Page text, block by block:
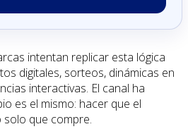
intentan replicar esta lógica
digitales, sorteos, dinámicas en
interactivas. El canal ha
es el mismo: hacer que el
que compre.